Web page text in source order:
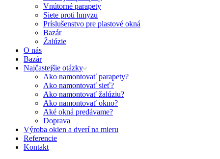
Vnútorné parapety
Siete proti hmyzu
Príslušenstvo pre plastové okná
Bazár
Žalúzie
O nás
Bazár
Najčastejšie otázky
Ako namontovať parapety?
Ako namontovať sieť?
Ako namontovať žalúziu?
Ako namontovať okno?
Aké okná predávame?
Doprava
Výroba okien a dverí na mieru
Referencie
Kontakt